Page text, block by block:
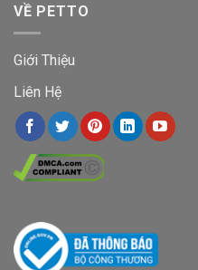
VỀ PETTO
Giới Thiệu
Liên Hệ